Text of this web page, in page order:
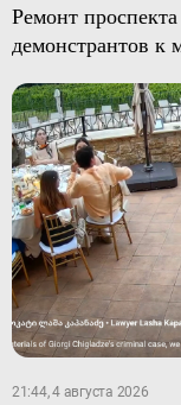
Ремонт
демонстрантов к
21:44, 4 августа 2026